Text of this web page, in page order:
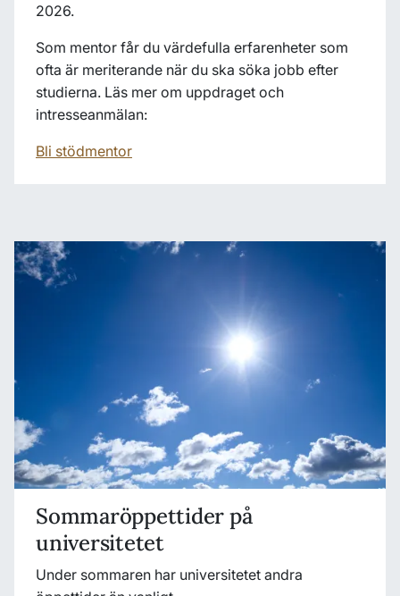
2026.
Som mentor får du värdefulla erfarenheter som
ofta är meriterande när du ska söka jobb efter
studierna. Läs mer om uppdraget och
intresseanmälan:
Bli stödmentor
Sommaröppettider på
universitetet
Under sommaren har universitetet andra